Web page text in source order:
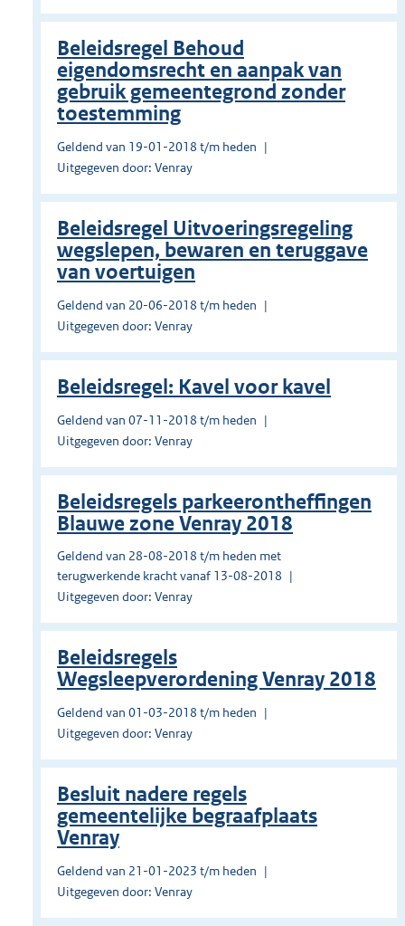
Beleidsregel Behoud
eigendomsrecht en aanpak van
gebruik gemeentegrond zonder
toestemming
Geldend van 19-01-2018 t/m heden
Uitgegeven door: Venray
Beleidsregel Uitvoeringsregeling
wegslepen, bewaren en teruggave
van voertuigen
Geldend van 20-06-2018 t/m heden
Uitgegeven door: Venray
Beleidsregel: Kavel voor kavel
Geldend van 07-11-2018 t/m heden
Uitgegeven door: Venray
Beleidsregels parkeerontheffingen
Blauwe zone Venray 2018
Geldend van 28-08-2018 t/m heden met
terugwerkende kracht vanaf 13-08-2018
Uitgegeven door: Venray
Beleidsregels
Wegsleepverordening Venray 2018
Geldend van 01-03-2018 t/m heden
Uitgegeven door: Venray
Besluit nadere regels
gemeentelijke begraafplaats
Venray
Geldend van 21-01-2023 t/m heden
Uitgegeven door: Venray